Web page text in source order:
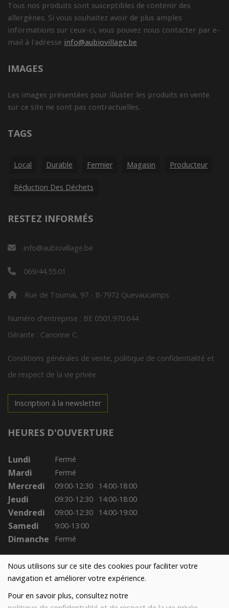
Nous utilisons sur ce site des cookies pour faciliter votre
navigation et améliorer votre expérience.
Pour en savoir plus, consultez notre
Tous nos produits sont susceptibles de contenir des
allergènes. Si vous souhaitez avoir de plus amples
informations sur ceux-ci, vous pouvez nous contacter par e-
mail à l'adresse info@aubiovillage.be
IMAGES
Les images présentées pour illuster les produits en vente
sur ce site ne sont pas contractuelles.
TAGS
Local Durable Fermier Magasin Producteur
Réduction Des Déchets
RESTEZ INFORMÉS
info@aubiovillage.be
069/44.55.01
Rue de Tournai, 97 - B-7972 Quevaucamps
Numéro d'entreprise : BE 0501.970.644
Gérante : Canonne C.
Conditions générales de vente, politique de confidentialité et
de respect de la vie privée
Inscription à la newsletter
HEURES D'OUVERTURE
Lundi Fermé
Mardi Fermé
Mercredi 09:00-12:30 14:00-18:00
Jeudi 09:30-12:30 14:00-18:00
Vendredi 09:00-12:30 14:00-19:00
Samedi 9:00-13:00
Dimanche Fermé